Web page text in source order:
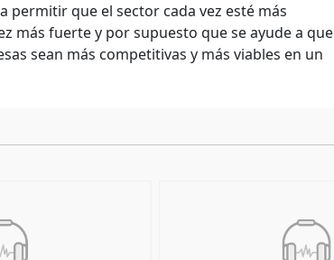
permitir que el sector cada vez esté más
más fuerte y por supuesto que se ayude a que
sean más competitivas y más viables en un